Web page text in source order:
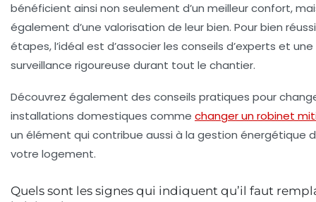
bénéficient ainsi non seulement d’un meilleur confort,
également d’une valorisation de leur bien. Pour bien
étapes, l’idéal est d’associer les conseils d’experts et une
surveillance rigoureuse durant tout le chantier.
Découvrez également des conseils pratiques pour
installations domestiques comme changer un robinet
un élément qui contribue aussi à la gestion énergétique
votre logement.
Quels sont les signes qui indiquent qu’il faut